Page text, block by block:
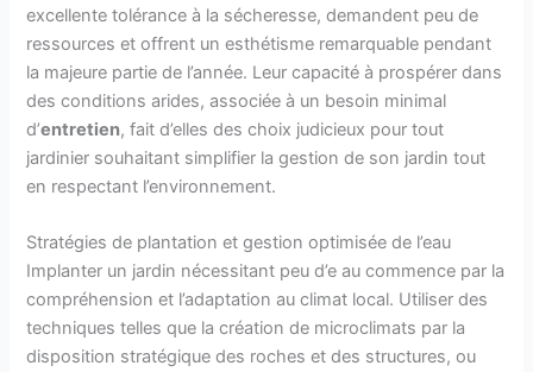
excellente tolérance à la sécheresse, demandent peu de
ressources et offrent un esthétisme remarquable pendant
la majeure partie de l’année. Leur capacité à prospérer dans
des conditions arides, associée à un besoin minimal
d’entretien, fait d’elles des choix judicieux pour tout
jardinier souhaitant simplifier la gestion de son jardin tout
en respectant l’environnement.
Stratégies de plantation et gestion optimisée de l’eau
Implanter un jardin nécessitant peu d’e au commence par la
compréhension et l’adaptation au climat local. Utiliser des
techniques telles que la création de microclimats par la
disposition stratégique des roches et des structures, ou